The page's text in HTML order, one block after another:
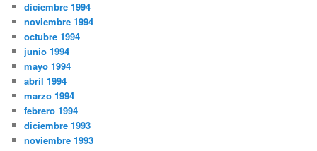
diciembre 1994
noviembre 1994
octubre 1994
junio 1994
mayo 1994
abril 1994
marzo 1994
febrero 1994
diciembre 1993
noviembre 1993